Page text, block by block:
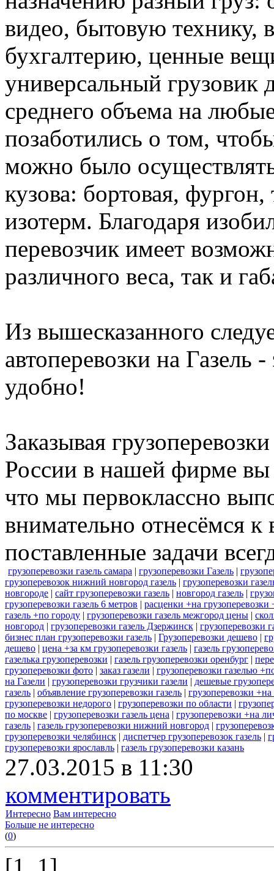
видео, бытовую технику,
бухгалтерию, ценные
универсальный грузовик
среднего объема на
позаботились о том,
можно было
кузова: бортовая,
изотерм. Благодаря
перевозчик имеет
различного веса, так и
Из вышесказанного
автоперевозки на Газель
удобно!
Заказывая
России в нашей фирме
что мы первоклассно
внимательно отнесёмся
поставленные задачи
грузоперевозки газель самара | грузоперевозки Газель |
грузоперевозок нижний новгород газель | грузоперевозки
новгороде | сайт грузоперевозки газель | новгород газель |
грузоперевозки газель 6 метров | расценки +на грузоперевозки
газель +по городу | грузоперевозки газель межгород цены |
новгород | грузоперевозки газель Дзержинск | грузоперевозки
бизнес план грузоперевозки газель | Грузоперевозки дешево |
дешево | цена +за км грузоперевозки газель | газель
газелька грузоперевозки | газель грузоперевозки оренбург |
грузоперевозки фото | заказ газели | грузоперевозки газелью
на Газели | грузоперевозки грузчики газели | дешевые
газель | объявление грузоперевозки газель | грузоперевозки
грузоперевозки недорого | грузоперевозки по области |
по москве | грузоперевозки газель цена | грузоперевозки +на
газель | газель грузоперевозки нижний новгород |
грузоперевозки челябинск | диспетчер грузоперевозок газель |
грузоперевозки ярославль | газель грузоперевозки казань
27.03.2015 в 11:30
комментировать
Интересно Вам интересно
Больше не интересно
(0)